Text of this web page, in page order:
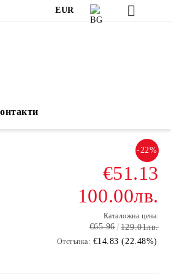
EUR
-22%
€51.13
100.00лв.
Каталожна цена:
€65.96 129.01лв.
Отстъпка: €14.83 (22.48%)